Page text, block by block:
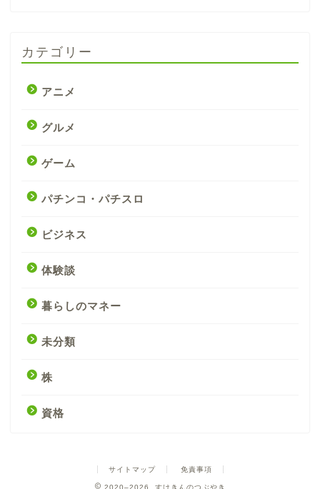
カテゴリー
アニメ
グルメ
ゲーム
パチンコ・パチスロ
ビジネス
体験談
暮らしのマネー
未分類
株
資格
サイトマップ 免責事項
2020–2026 すけきんのつぶやき